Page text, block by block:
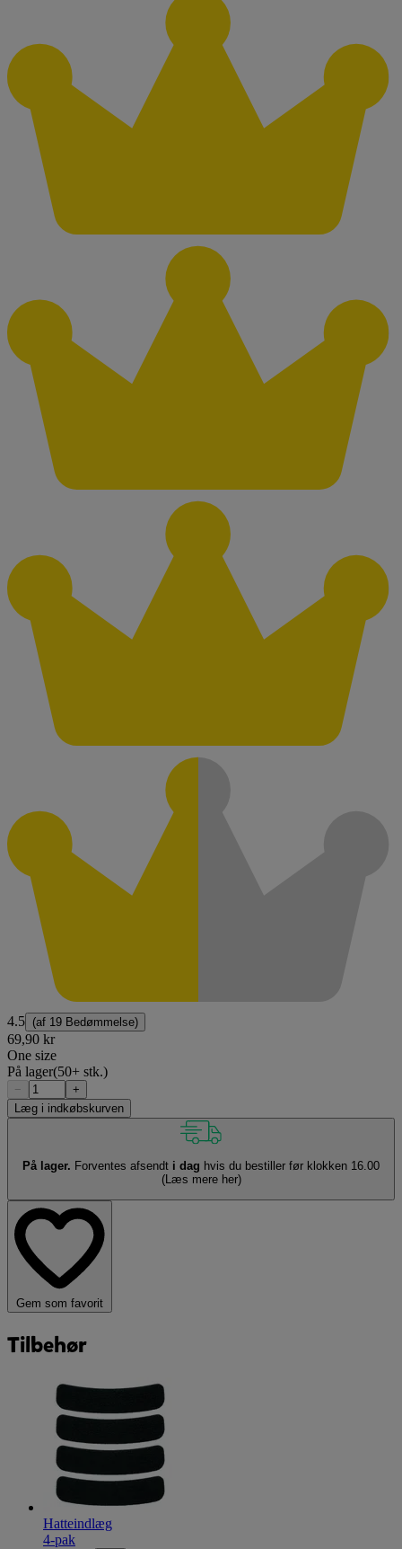
4.5 (af 19 Bedømmelse)
69,90 kr
One size
På lager(50+ stk.)
−
+
Læg i indkøbskurven
På lager. Forventes afsendt i dag hvis du bestiller før klokken 16.00
(Læs mere her)
Gem som favorit
Tilbehør
Hatteindlæg
4-pak